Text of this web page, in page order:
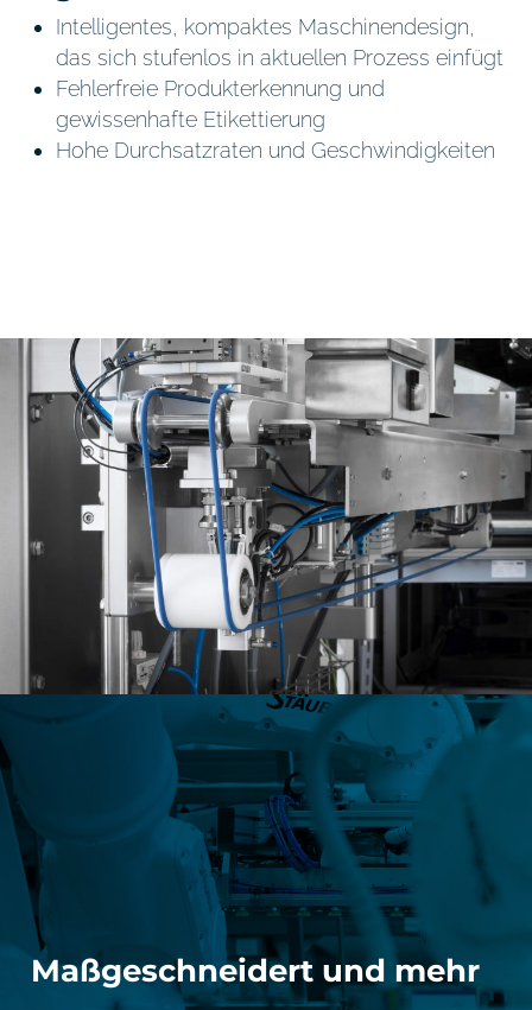
Intelligentes, kompaktes Maschinendesign,
das sich stufenlos in aktuellen Prozess einfügt
Fehlerfreie Produkterkennung und
gewissenhafte Etikettierung
Hohe Durchsatzraten und Geschwindigkeiten
Maßgeschneidert und mehr